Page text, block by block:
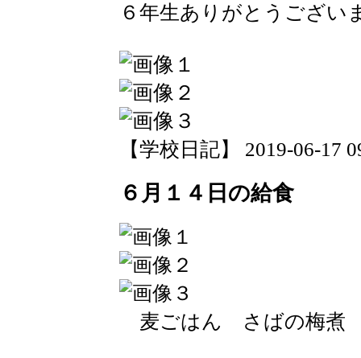
６年生ありがとうござい
【学校日記】 2019-06-17
６月１４日の給食
麦ごはん さばの梅